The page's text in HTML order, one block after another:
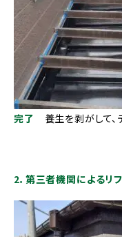
完了 養生を剥がして、
2．第三者機関によるリ